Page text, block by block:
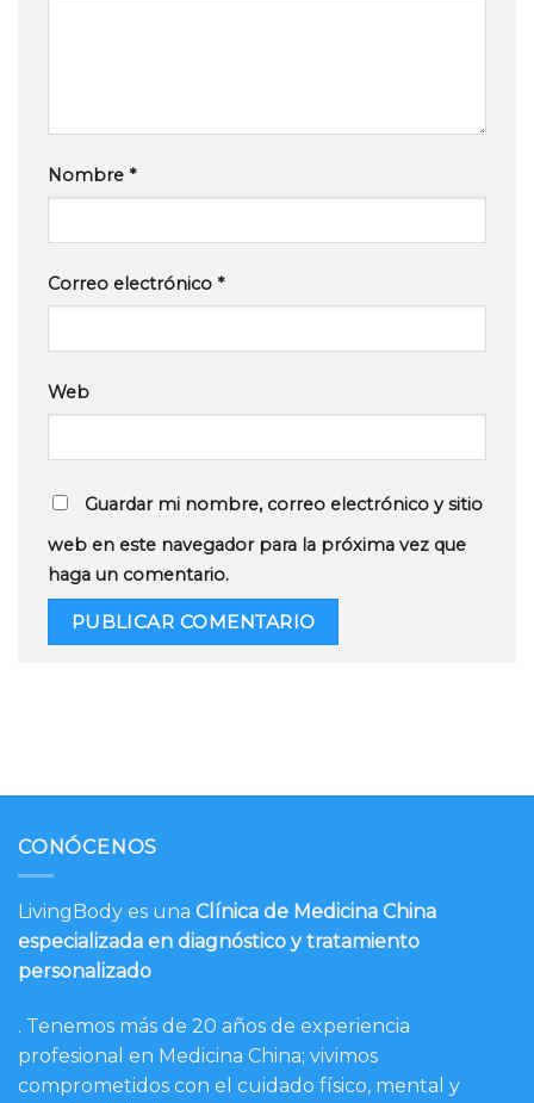
Nombre *
Correo electrónico *
Web
Guardar mi nombre, correo electrónico y sitio
web en este navegador para la próxima vez que
haga un comentario.
CONÓCENOS
LivingBody es una Clínica de Medicina China
especializada en diagnóstico y tratamiento
personalizado
. Tenemos más de 20 años de experiencia
profesional en Medicina China; vivimos
comprometidos con el cuidado físico, mental y